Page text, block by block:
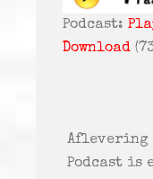
Podcast:
Download
Aflevering
Podcast is